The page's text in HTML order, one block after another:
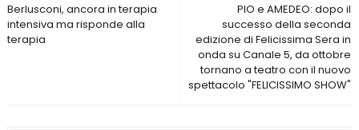
PIO e AMEDEO: dopo il
successo della seconda
edizione di Felicissima Sera in
onda su Canale 5, da ottobre
tornano a teatro con il nuovo
spettacolo "FELICISSIMO SHOW"
Berlusconi, ancora in terapia
intensiva ma risponde alla
terapia